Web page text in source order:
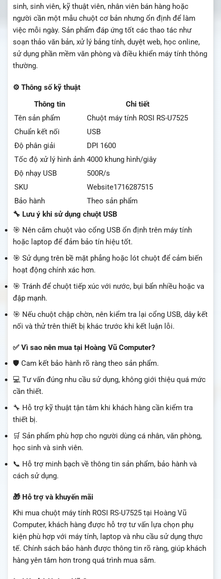
sinh, sinh viên, kỹ thuật viên, nhân viên bán hàng hoặc
người cần một mẫu chuột cơ bản nhưng ổn định để làm
việc mỗi ngày. Sản phẩm đáp ứng tốt các thao tác như
soạn thảo văn bản, xử lý bảng tính, duyệt web, học online,
sử dụng phần mềm văn phòng và điều khiển máy tính thông
thường.
⚙️ Thông số kỹ thuật
Thông tin
Chi tiết
Tên sản phẩm
Chuột máy tính ROSI RS-U7525
Chuẩn kết nối
USB
Độ phân giải
DPI 1600
Tốc độ xử lý hình ảnh 4000 khung hình/giây
Độ nhạy USB
500R/s
SKU
Website1716287515
Bảo hành
Theo sản phẩm
🔧 Lưu ý khi sử dụng chuột USB
🎯 Nên cắm chuột vào cổng USB ổn định trên máy tính
hoặc laptop để đảm bảo tín hiệu tốt.
🎯 Sử dụng trên bề mặt phẳng hoặc lót chuột để cảm biến
hoạt động chính xác hơn.
🎯 Tránh để chuột tiếp xúc với nước, bụi bẩn nhiều hoặc va
đập mạnh.
🎯 Nếu chuột chập chờn, nên kiểm tra lại cổng USB, dây kết
nối và thử trên thiết bị khác trước khi kết luận lỗi.
✅ Vì sao nên mua tại Hoàng Vũ Computer?
🛡️ Cam kết bảo hành rõ ràng theo sản phẩm.
💻 Tư vấn đúng nhu cầu sử dụng, không giới thiệu quá mức
cần thiết.
🔧 Hỗ trợ kỹ thuật tận tâm khi khách hàng cần kiểm tra
thiết bị.
🛒 Sản phẩm phù hợp cho người dùng cá nhân, văn phòng,
học sinh và sinh viên.
📞 Hỗ trợ minh bạch về thông tin sản phẩm, bảo hành và
cách sử dụng.
🎁 Hỗ trợ và khuyến mãi
Khi mua chuột máy tính ROSI RS-U7525 tại Hoàng Vũ
Computer, khách hàng được hỗ trợ tư vấn lựa chọn phụ
kiện phù hợp với máy tính, laptop và nhu cầu sử dụng thực
tế. Chính sách bảo hành được thông tin rõ ràng, giúp khách
hàng yên tâm hơn trong quá trình mua sắm.